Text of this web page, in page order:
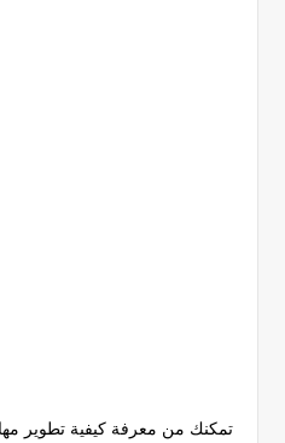
تمكنك من معرفة كيفية تطوير